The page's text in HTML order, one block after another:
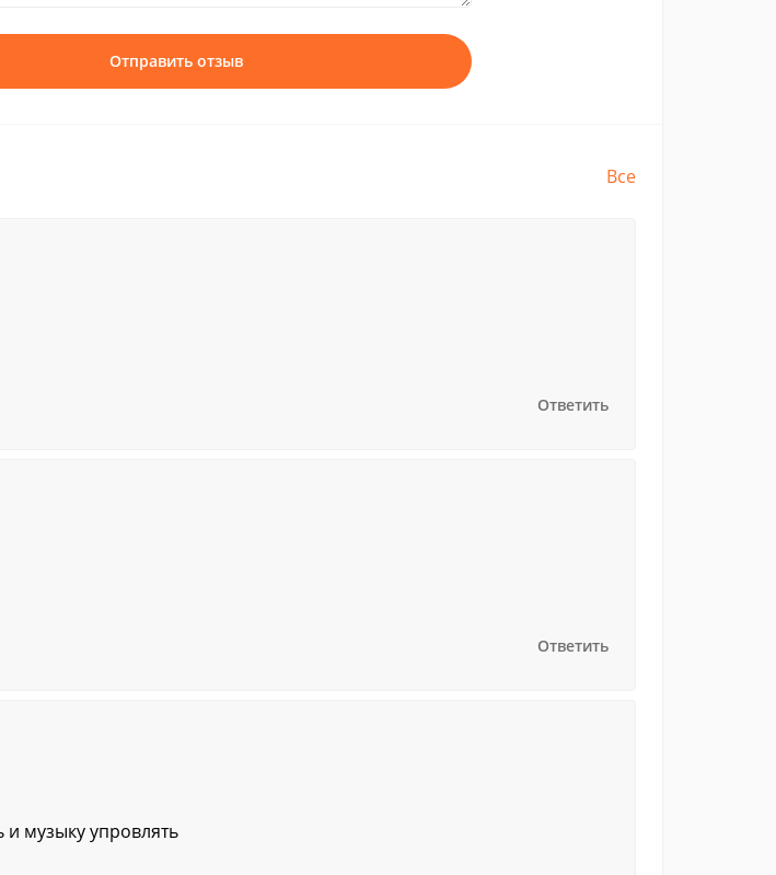
Отправить отзыв
Все
Ответить
Ответить
музыку упровлять